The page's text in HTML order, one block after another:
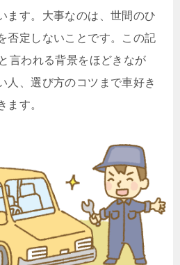
ます。大事なのは、世間のひ
否定しないことです。この記
言われる背景をほどきなが
人、選び方のコツまで車好き
ます。